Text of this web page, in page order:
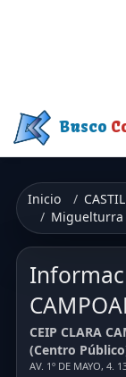
Busco
Inicio
Miguelturra
CEIP CLARA
(Centro
AV. 1º DE MAYO, 4.